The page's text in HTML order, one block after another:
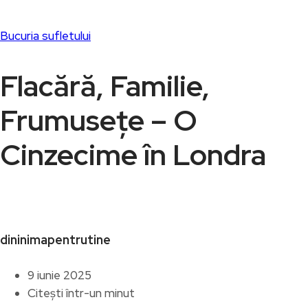
Bucuria sufletului
Flacără, Familie,
Frumusețe – O
Cinzecime în Londra
dininimapentrutine
9 iunie 2025
Citești într-un minut